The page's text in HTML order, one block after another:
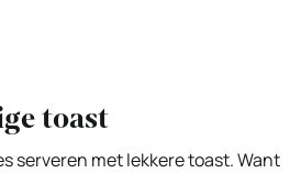
toast
serveren met lekkere toast. Want